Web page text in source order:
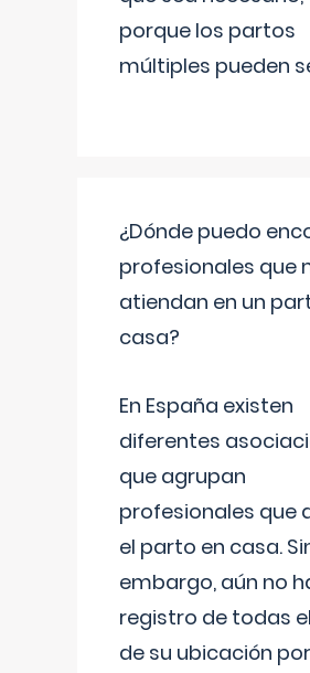
porque los partos
múltiples pueden
¿Dónde puedo
profesionales que
atiendan en un
casa?
En España existen
diferentes
que agrupan
profesionales que
el parto en casa.
embargo, aún no
registro de todas
de su ubicación por